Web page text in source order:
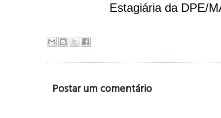
Estagiária da DPE/
Postar um comentário